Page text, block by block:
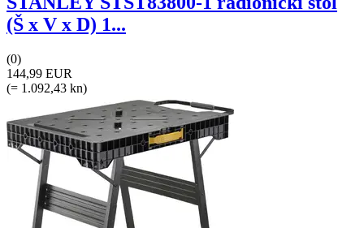
(Š x V x D) 1...
(0)
144,99 EUR
(= 1.092,43 kn)